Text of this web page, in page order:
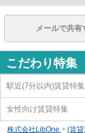
メールで共有
こだわり特集
駅近(7分以内)賃貸特集
女性向け賃貸特集
株式会社LibOne > (賃